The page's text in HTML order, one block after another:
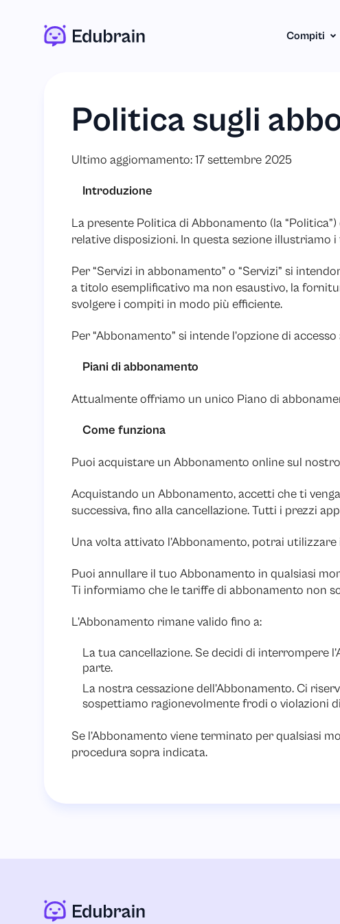
Compiti
Politica sugli
Ultimo aggiornamento: 17 settembre 2025
Introduzione
La presente Politica di Abbonamento (la
relative disposizioni. In questa sezione
Per “Servizi in abbonamento” o “Servizi” si
a titolo esemplificativo ma non esaustivo, la
svolgere i compiti in modo più efficiente.
Per “Abbonamento” si intende l’opzione di
Piani di abbonamento
Attualmente offriamo un unico Piano di
Come funziona
Puoi acquistare un Abbonamento online sul
Acquistando un Abbonamento, accetti che ti
successiva, fino alla cancellazione. Tutti i prezzi
Una volta attivato l’Abbonamento, potrai
Puoi annullare il tuo Abbonamento in qualsiasi
Ti informiamo che le tariffe di abbonamento non
L’Abbonamento rimane valido fino a:
La tua cancellazione. Se decidi di interrompere
parte.
La nostra cessazione dell’Abbonamento. Ci
sospettiamo ragionevolmente frodi o violazioni
Se l’Abbonamento viene terminato per qualsiasi
procedura sopra indicata.